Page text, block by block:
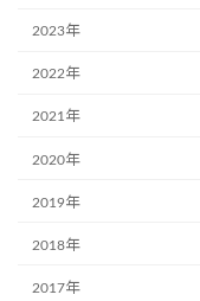
2023年
2022年
2021年
2020年
2019年
2018年
2017年